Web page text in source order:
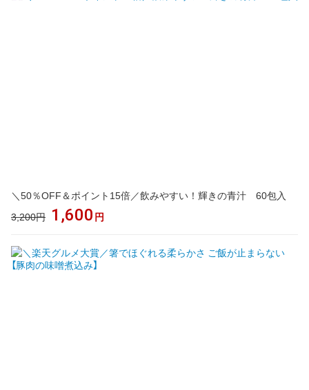
＼50％OFF＆ポイント15倍／飲みやすい！輝きの青汁 60包入
3,200円 1,600 円